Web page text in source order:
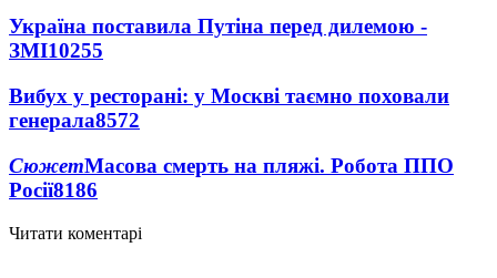
Україна поставила Путіна перед дилемою -
ЗМІ10255
Вибух у ресторані: у Москві таємно поховали
генерала8572
СюжетМасова смерть на пляжі. Робота ППО
Росії8186
Читати коментарі